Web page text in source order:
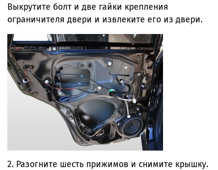
Выкрутите болт и две гайки крепления
ограничителя двери и извлеките его из двери.
2. Разогните шесть прижимов и снимите крышку.